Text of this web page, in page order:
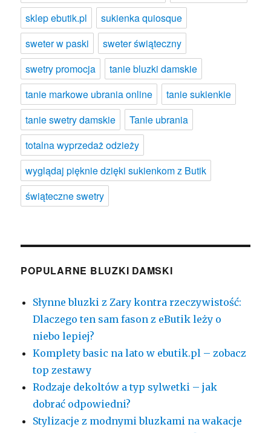
sklep ebutik.pl
sukienka quiosque
sweter w paski
sweter świąteczny
swetry promocja
tanie bluzki damskie
tanie markowe ubrania online
tanie sukienkie
tanie swetry damskie
Tanie ubrania
totalna wyprzedaż odzieży
wyglądaj pięknie dzięki sukienkom z Butik
świąteczne swetry
POPULARNE BLUZKI DAMSKI
Słynne bluzki z Zary kontra rzeczywistość:
Dlaczego ten sam fason z eButik leży o
niebo lepiej?
Komplety basic na lato w ebutik.pl – zobacz
top zestawy
Rodzaje dekoltów a typ sylwetki – jak
dobrać odpowiedni?
Stylizacje z modnymi bluzkami na wakacje